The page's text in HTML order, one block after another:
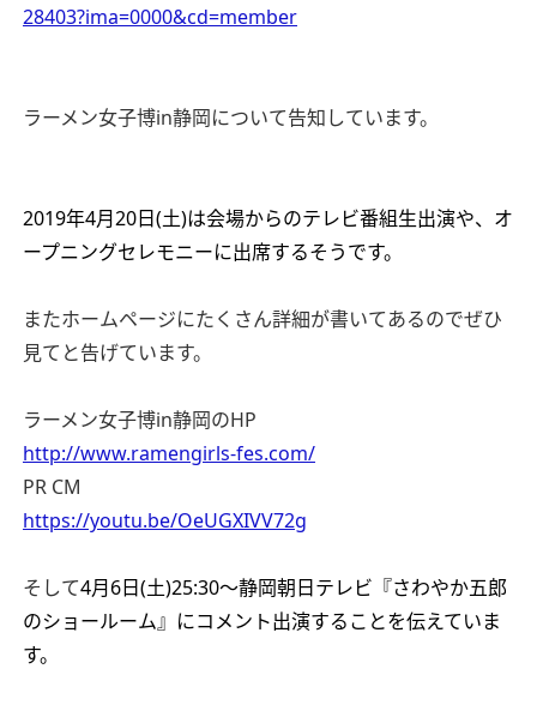
28403?ima=0000&cd=member
ラーメン女子博in静岡について告知しています。
2019年4月20日(土)は会場からのテレビ番組生出演や、オ
ープニングセレモニーに出席するそうです。
またホームページにたくさん詳細が書いてあるのでぜひ
見てと告げています。
ラーメン女子博in静岡のHP
http://www.ramengirls-fes.com/
PR CM
https://youtu.be/OeUGXIVV72g
そして4月6日(土)25:30〜静岡朝日テレビ『さわやか五郎
のショールーム』にコメント出演することを伝えていま
す。